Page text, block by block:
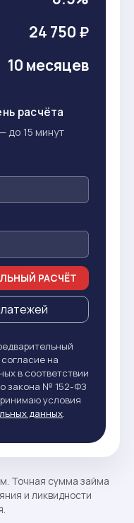
24 750 ₽
10 месяцев
расчёта
до 15 минут
РАСЧЁТ
на
в соответствии
закона № 152-ФЗ
условия
данных.
Точная сумма займа
и ликвидности